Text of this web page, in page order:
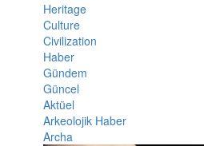
Heritage
Culture
Civilization
Haber
Gündem
Güncel
Aktüel
Arkeolojik Haber
Archa